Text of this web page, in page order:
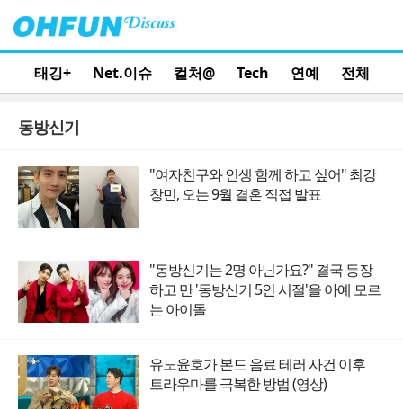
태깅+ Net.이슈 컬처@ Tech 연예 전체
동방신기
"여자친구와 인생 함께 하고 싶어" 최강
창민, 오는 9월 결혼 직접 발표
"동방신기는 2명 아닌가요?" 결국 등장
하고 만 '동방신기 5인 시절'을 아예 모르
는 아이돌
유노윤호가 본드 음료 테러 사건 이후
트라우마를 극복한 방법 (영상)